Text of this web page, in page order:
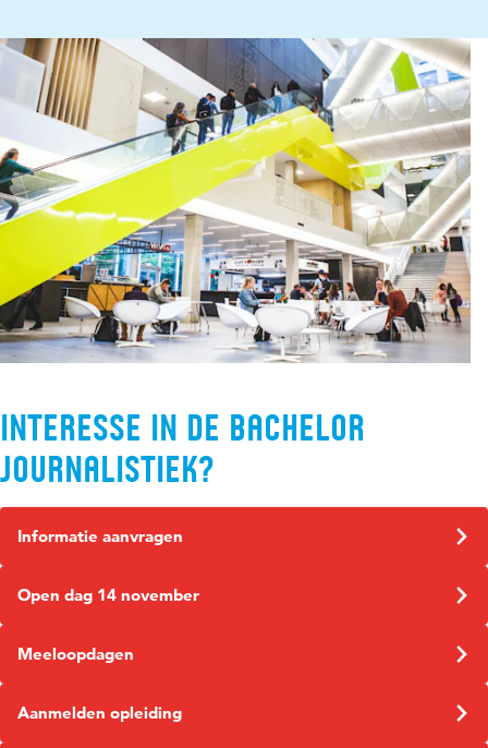
Interesse in de bachelor
Journalistiek?
Informatie aanvragen
Open dag 14 november
Meeloopdagen
Aanmelden opleiding